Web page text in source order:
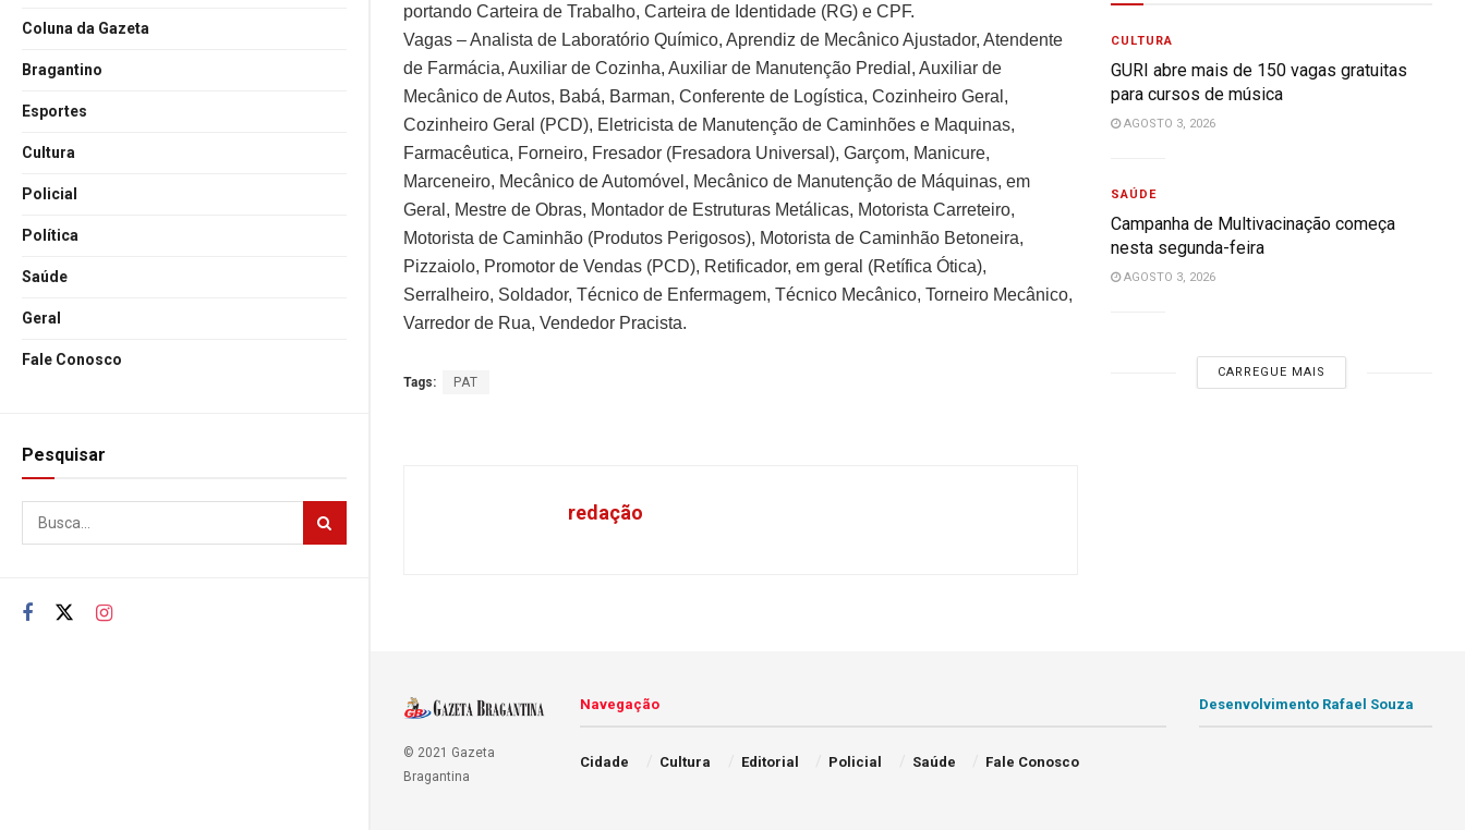
Coluna da Gazeta
Bragantino
Esportes
Cultura
Policial
Política
Saúde
Geral
Fale Conosco
Pesquisar
portando Carteira de Trabalho, Carteira de Identidade (RG) e CPF.
Vagas – Analista de Laboratório Químico, Aprendiz de Mecânico Ajustador, Atendente
de Farmácia, Auxiliar de Cozinha, Auxiliar de Manutenção Predial, Auxiliar de
Mecânico de Autos, Babá, Barman, Conferente de Logística, Cozinheiro Geral,
Cozinheiro Geral (PCD), Eletricista de Manutenção de Caminhões e Maquinas,
Farmacêutica, Forneiro, Fresador (Fresadora Universal), Garçom, Manicure,
Marceneiro, Mecânico de Automóvel, Mecânico de Manutenção de Máquinas, em
Geral, Mestre de Obras, Montador de Estruturas Metálicas, Motorista Carreteiro,
Motorista de Caminhão (Produtos Perigosos), Motorista de Caminhão Betoneira,
Pizzaiolo, Promotor de Vendas (PCD), Retificador, em geral (Retífica Ótica),
Serralheiro, Soldador, Técnico de Enfermagem, Técnico Mecânico, Torneiro Mecânico,
Varredor de Rua, Vendedor Pracista.
Tags: PAT
redação
CULTURA
GURI abre mais de 150 vagas gratuitas
para cursos de música
AGOSTO 3, 2026
SAÚDE
Campanha de Multivacinação começa
nesta segunda-feira
AGOSTO 3, 2026
CARREGUE MAIS
© 2021 Gazeta
Bragantina
Navegação
Cidade Cultura Editorial Policial Saúde Fale Conosco
Desenvolvimento Rafael Souza